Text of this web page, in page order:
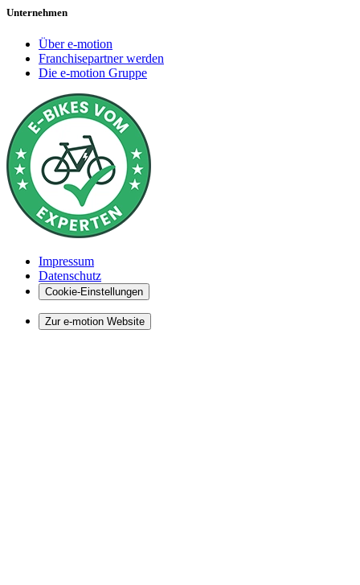
Unternehmen
Über e-motion
Franchisepartner werden
Die e-motion Gruppe
Impressum
Datenschutz
Cookie-Einstellungen
Zur e-motion Website